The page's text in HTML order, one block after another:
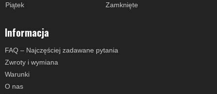
Piątek
Zamknięte
Informacja
FAQ – Najczęściej zadawane pytania
Zwroty i wymiana
Warunki
O nas